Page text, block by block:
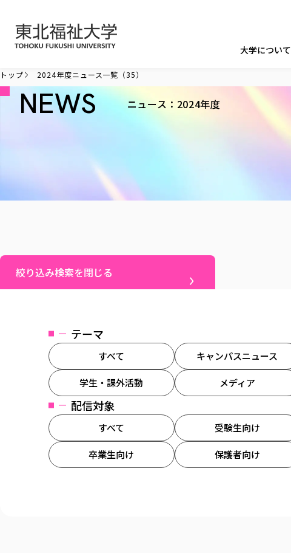
大学について
トップ 2024年度ニュース一覧（35）
NEWS ニュース：2024年度
絞り込み検索を閉じる
テーマ
すべて キャンパスニュース
学生・課外活動 メディア
配信対象
すべて 受験生向け
卒業生向け 保護者向け